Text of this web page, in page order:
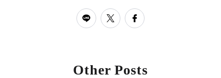
Other Posts